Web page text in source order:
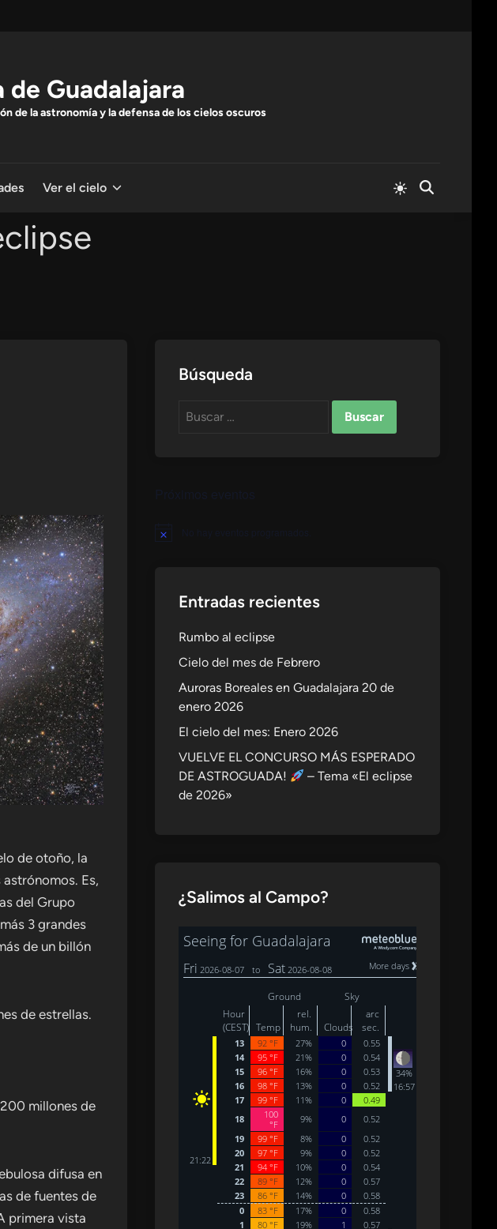
Guadalajara
de la astronomía y la defensa de los cielos oscuros
Ver el cielo
Cambiar
a
Abrir
de otoño, la
Es,
del Grupo
3 grandes
de un billón
de estrellas.
millones de
difusa en
de fuentes de
primera vista
Búsqueda
Buscar:
Aviso
Entradas recientes
Rumbo al eclipse
Cielo del mes de Febrero
Auroras Boreales en Guadalajara 20 de
enero 2026
El cielo del mes: Enero 2026
VUELVE EL CONCURSO MÁS ESPERADO
DE ASTROGUADA!
– Tema «El eclipse
de 2026»
¿Salimos al Campo?